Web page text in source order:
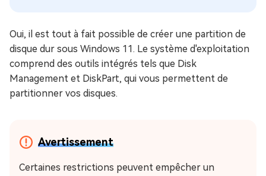
Oui, il est tout à fait possible de créer une partition de
disque dur sous Windows 11. Le système d'exploitation
comprend des outils intégrés tels que Disk
Management et DiskPart, qui vous permettent de
partitionner vos disques.
Avertissement
Certaines restrictions peuvent empêcher un